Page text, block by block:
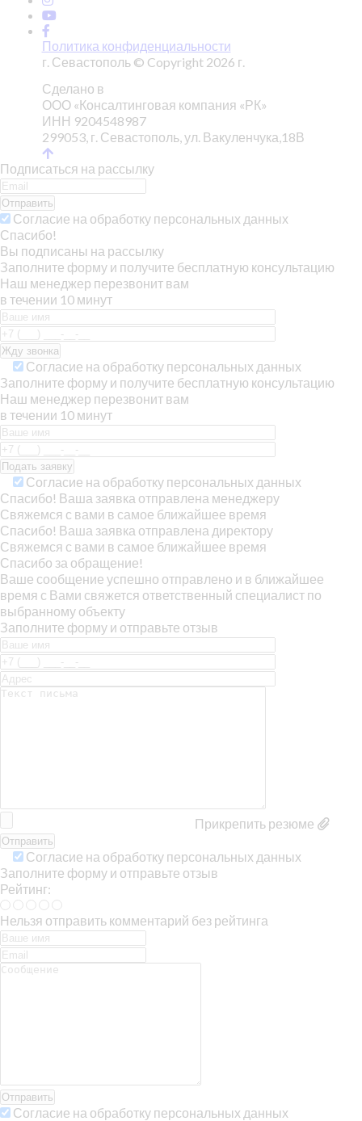
Политика конфиденциальности
г. Севастополь © Copyright 2026 г.
Сделано в
ООО «Консалтинговая компания «РК»
ИНН 9204548987
299053, г. Севастополь, ул. Вакуленчука,18В
Подписаться на рассылку
Отправить
Согласие на обработку персональных данных
Спасибо!
Вы подписаны на рассылку
Заполните форму и получите бесплатную консультацию
Наш менеджер перезвонит вам
в течении 10 минут
Согласие на обработку персональных данных
Заполните форму и получите бесплатную консультацию
Наш менеджер перезвонит вам
в течении 10 минут
Согласие на обработку персональных данных
Спасибо! Ваша заявка отправлена менеджеру
Свяжемся с вами в самое ближайшее время
Спасибо! Ваша заявка отправлена директору
Свяжемся с вами в самое ближайшее время
Спасибо за обращение!
Ваше сообщение успешно отправлено и в ближайшее
время с Вами свяжется ответственный специалист по
выбранному объекту
Заполните форму и отправьте отзыв
Прикрепить резюме
Согласие на обработку персональных данных
Заполните форму и отправьте отзыв
Рейтинг:
Нельзя отправить комментарий без рейтинга
Отправить
Согласие на обработку персональных данных